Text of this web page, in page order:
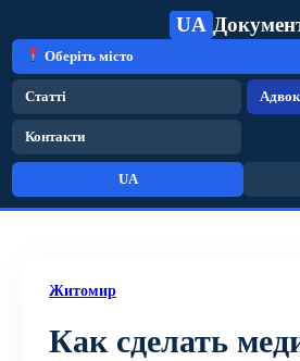
UA
Оберіть місто
Статті
Контакти
UA
Житомир
Как сделать